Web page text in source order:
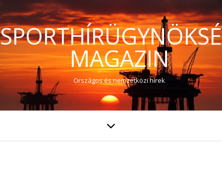
MAGAZIN
Országos és nemzetközi hírek